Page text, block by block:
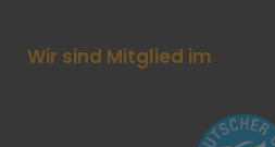
Wir sind Mitglied im